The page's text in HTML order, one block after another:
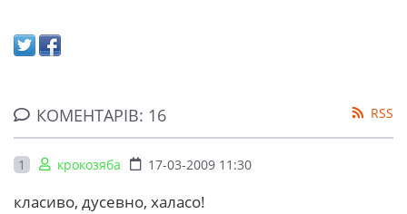
КОМЕНТАРІВ: 16 RSS
1 крокозяба 17-03-2009 11:30
класиво, дусевно, халасо!